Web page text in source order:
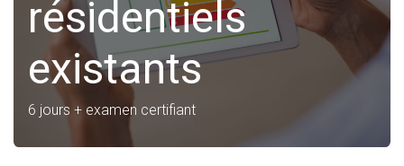
résidentiels
existants
6 jours + examen certifiant